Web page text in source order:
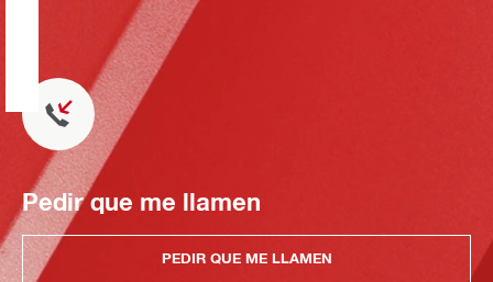
Pedir que me llamen
PEDIR QUE ME LLAMEN